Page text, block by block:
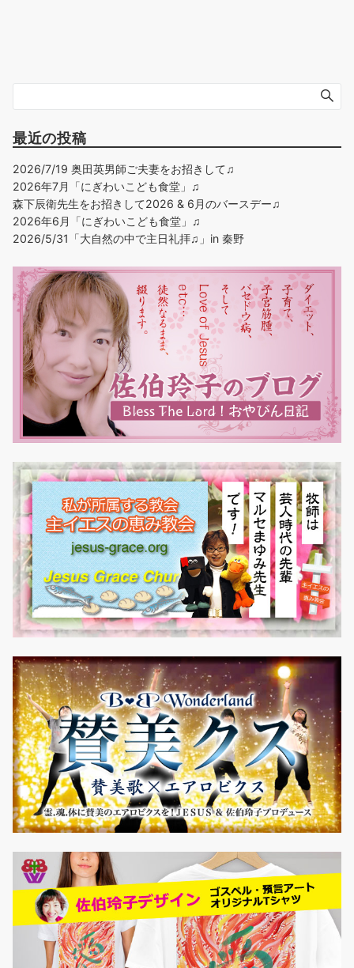
最近の投稿
2026/7/19 奥田英男師ご夫妻をお招きして♫
2026年7月「にぎわいこども食堂」♫
森下辰衛先生をお招きして2026 & 6月のバースデー♫
2026年6月「にぎわいこども食堂」♫
2026/5/31「大自然の中で主日礼拝♫」in 秦野